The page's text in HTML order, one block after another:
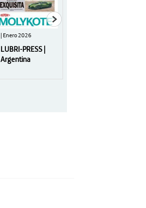
| Enero 2026
LUBRI-PRESS |
Argentina